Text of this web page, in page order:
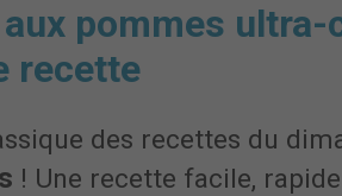
pommes
recette
des recettes du
! Une recette facile,